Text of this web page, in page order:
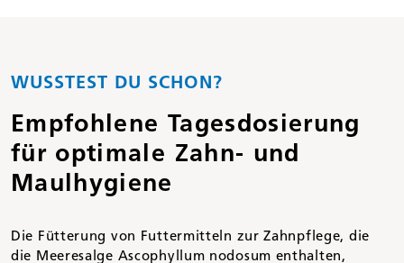
WUSSTEST DU SCHON?
Empfohlene Tagesdosierung
für optimale Zahn- und
Maulhygiene
Die Fütterung von Futtermitteln zur Zahnpflege, die
die Meeresalge Ascophyllum nodosum enthalten,